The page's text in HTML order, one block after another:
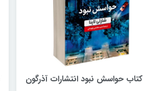
کتاب حواسش نبود انتشارات آذرگون